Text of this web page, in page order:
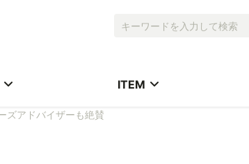
ITEM
ズアドバイザーも絶賛